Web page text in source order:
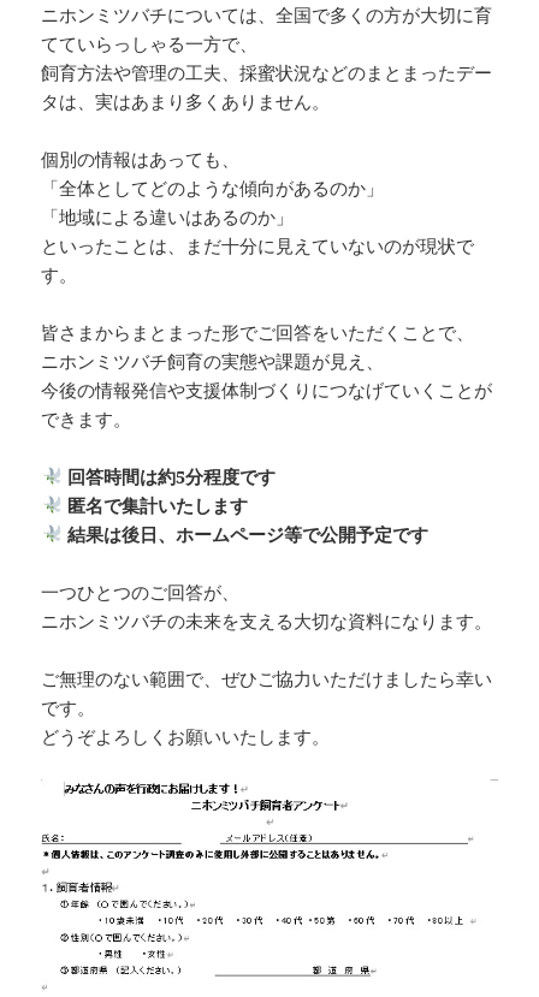
ニホンミツバチについては、全国で多くの方が大切に育
てていらっしゃる一方で、
飼育方法や管理の工夫、採蜜状況などのまとまったデー
タは、実はあまり多くありません。
個別の情報はあっても、
「全体としてどのような傾向があるのか」
「地域による違いはあるのか」
といったことは、まだ十分に見えていないのが現状で
す。
皆さまからまとまった形でご回答をいただくことで、
ニホンミツバチ飼育の実態や課題が見え、
今後の情報発信や支援体制づくりにつなげていくことが
できます。
回答時間は約5分程度です
匿名で集計いたします
結果は後日、ホームページ等で公開予定です
一つひとつのご回答が、
ニホンミツバチの未来を支える大切な資料になります。
ご無理のない範囲で、ぜひご協力いただけましたら幸い
です。
どうぞよろしくお願いいたします。